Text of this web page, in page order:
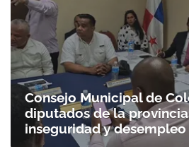
Consejo Municipal de
diputados de la
inseguridad y desempleo